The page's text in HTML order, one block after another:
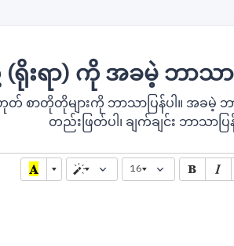
ရိုးရာ) ကို အခမဲ့ ဘာသာ
စာတိုတိုများကို ဘာသာပြန်ပါ။ အခမဲ့ ဘ
တည်းဖြတ်ပါ၊ ချက်ချင်း ဘာသာပြ
16